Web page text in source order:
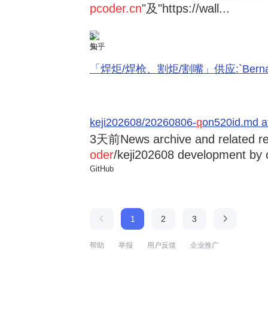
pcoder.cn"及"https://wall...
3
知乎
「焊炬/焊枪、割炬/割嘴」供应
keji202608/20260806-qon520id.md
3天前News archive and related
oder/keji202608 development
GitHub
1 2 3
帮助 举报 用户反馈 企业推广